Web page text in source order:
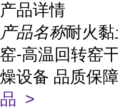
产品详情
产品名称耐火
窑-高温回转窑
燥设备 品质保障
品 >